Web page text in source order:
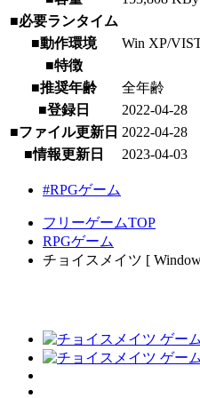
■必要ランタイム
■動作環境
Win XP/
■特徴
■推奨年齢
全年齢
■登録日
2022-04-28
■ファイル更新日 2022-04-28
■情報更新日
2023-04-03
#RPGゲーム
フリーゲームTOP
RPGゲーム
チョイスメイツ [